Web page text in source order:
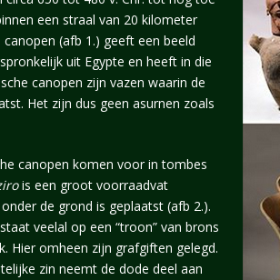
een straal van 20 kilometer
(afb 1.) geeft een beeld
uit Egypte en heeft in die
canopen zijn vazen waarin de
Het zijn dus geen asurnen zoals
canopen komen voor in tombes
is een groot voorraadvat
de grond is geplaatst (afb 2.).
veelal op een “troon” van brons
Hier omheen zijn grafgiften gelegd.
zin neemt de dode deel aan